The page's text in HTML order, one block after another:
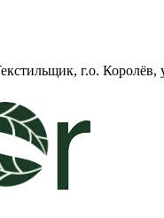
г.о. Королёв,